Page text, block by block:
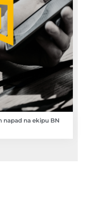
napad na ekipu BN